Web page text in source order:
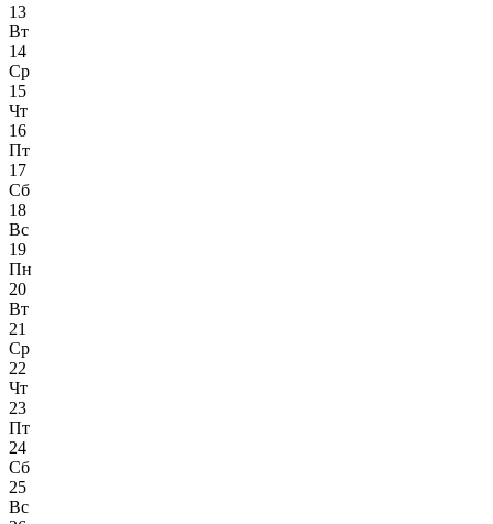
13
Вт
14
Ср
15
Чт
16
Пт
17
Сб
18
Вс
19
Пн
20
Вт
21
Ср
22
Чт
23
Пт
24
Сб
25
Вс